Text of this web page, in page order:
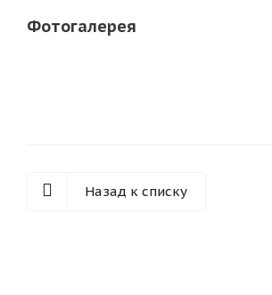
Фотогалерея
Назад к списку